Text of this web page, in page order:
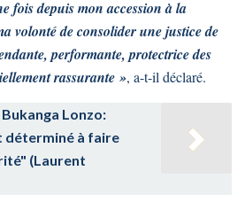
fois depuis mon accession à la
volonté de consolider une justice de
performante, protectrice des
rassurante », a-t-il déclaré.
Lonzo:
déterminé à faire
(Laurent